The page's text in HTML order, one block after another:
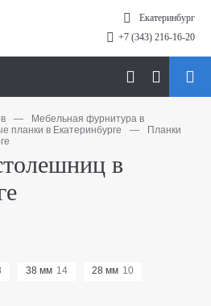
Екатеринбург
+7 (343) 216-16-20
—
Мебельная фурнитура в
планки в Екатеринбурге —
Планки
в
38 мм 14 28 мм 10